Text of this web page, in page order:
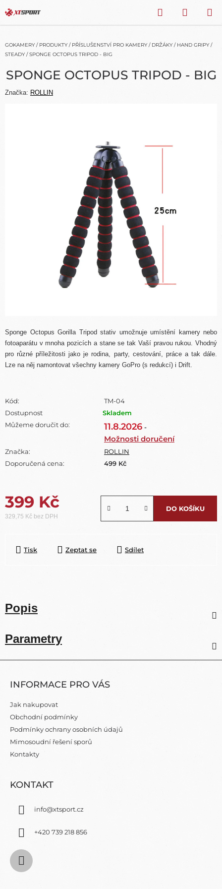
na
HLEDAT
KOŠÍK
GOKAMERY / PRODUKTY / PŘÍSLUŠENSTVÍ PRO KAMERY / DRŽÁKY / HAND GRIPY /
STEADY / SPONGE OCTOPUS TRIPOD - BIG
Sponge Octopus Gorilla Tripod stativ umožnuje umístění kamery nebo
fotoaparátu v mnoha pozicích a stane se tak Vaší pravou rukou. Vhodný
pro různé příležitosti jako je rodina, party, cestování, prácea tak dále.
Lze na něj namontovat všechny kamery GoPro (s redukcí) i Drift.
Kód:
TM-04
Dostupnost
Skladem
Můžeme doručit do:
11.8.2026 -
Možnosti doručení
Značka:
ROLLIN
Doporučená cena:
499 Kč
399 Kč
329,75 Kč bez DPH
DO KOŠÍKU
Tisk Zeptat se Sdílet
SPONGE OCTOPUS TRIPOD - BIG
Značka: ROLLIN
Popis
Parametry
INFORMACE PRO VÁS
Jak nakupovat
Obchodní podmínky
Podmínky ochrany osobních údajů
Mimosoudní řešení sporů
Kontakty
KONTAKT
info@xtsport.cz
+420 739 218 856